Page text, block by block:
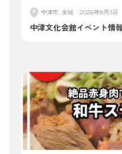
中津市, 全域 2026年8月3日
中津文化会館イベント情